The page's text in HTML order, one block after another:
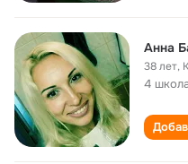
Анна
38 лет,
4